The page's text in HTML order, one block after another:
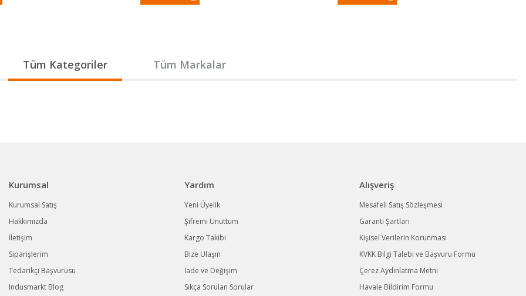
Tüm Kategoriler Tüm Markalar
Kurumsal
Kurumsal Satış
Hakkımızda
İletişim
Siparişlerim
Tedarikçi Başvurusu
Indusmarkt Blog
Yardım
Yeni Üyelik
Şifremi Unuttum
Kargo Takibi
Bize Ulaşın
İade ve Değişim
Sıkça Sorulan Sorular
Alışveriş
Mesafeli Satış Sözleşmesi
Garanti Şartları
Kişisel Verilerin Korunması
KVKK Bilgi Talebi ve Başvuru Formu
Çerez Aydınlatma Metni
Havale Bildirim Formu